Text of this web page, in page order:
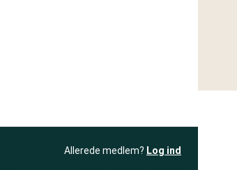
Allerede medlem? Log ind